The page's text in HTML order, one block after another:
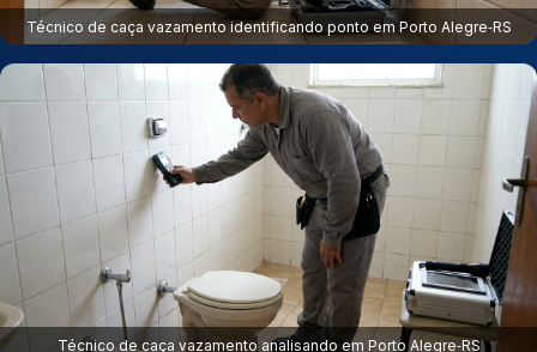
Técnico de caça vazamento identificando ponto em Porto Alegre‑RS
Técnico de caça vazamento analisando em Porto Alegre‑RS